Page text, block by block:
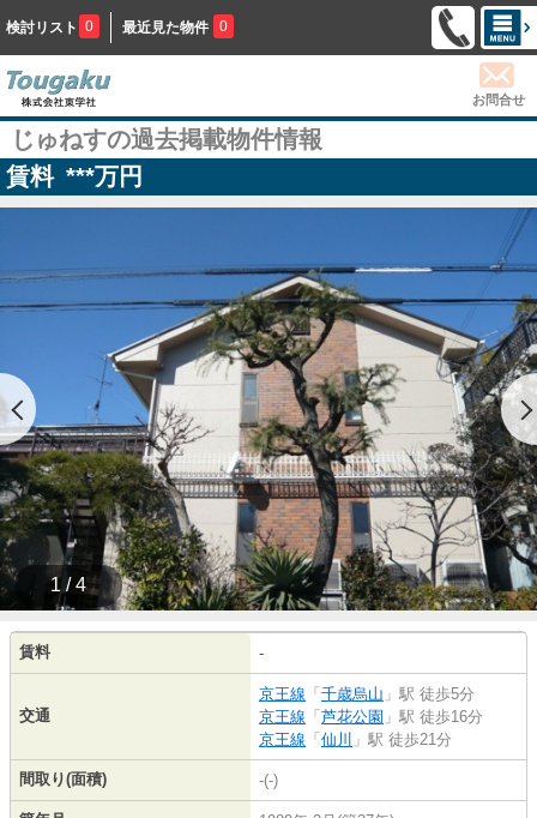
検討リスト 0 最近見た物件 0
お問合せ
じゅねすの過去掲載物件情報
賃料 ***万円
1 / 4
賃料 -
交通
京王線 「 千歳烏山 」駅 徒歩5分
京王線 「 芦花公園 」駅 徒歩16分
京王線 「 仙川 」駅 徒歩21分
間取り(面積) -(-)